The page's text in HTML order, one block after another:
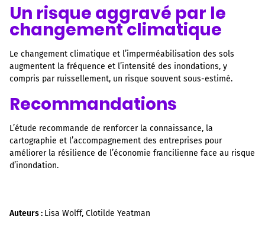
Un risque aggravé par le
changement climatique
Le changement climatique et l’imperméabilisation des sols
augmentent la fréquence et l’intensité des inondations, y
compris par ruissellement, un risque souvent sous-estimé.
Recommandations
L’étude recommande de renforcer la connaissance, la
cartographie et l’accompagnement des entreprises pour
améliorer la résilience de l’économie francilienne face au risque
d’inondation.
Auteurs : Lisa Wolff, Clotilde Yeatman